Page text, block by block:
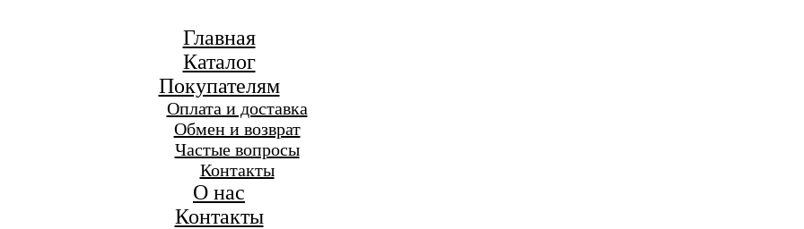
Главная
Каталог
Покупателям
Оплата и доставка
Обмен и возврат
Частые вопросы
Контакты
О нас
Контакты